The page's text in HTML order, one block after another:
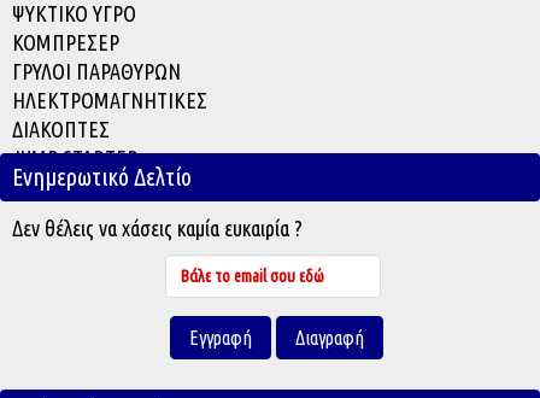
ΨΥΚΤΙΚΟ ΥΓΡΟ
ΚΟΜΠΡΕΣΕΡ
ΓΡΥΛΟΙ ΠΑΡΑΘΥΡΩΝ
ΗΛΕΚΤΡΟΜΑΓΝΗΤΙΚΕΣ
ΔΙΑΚΟΠΤΕΣ
JUMP STARTER
ACCESSORIES
Ενημερωτικό Δελτίο
Δεν θέλεις να χάσεις καμία ευκαιρία ?